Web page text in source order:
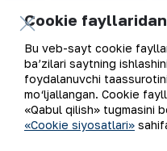
brendiga aylandi.
Kompaniya haqida
Bizning faoliyatimiz
Barqaror rivojlanish
Cookie
Bu veb-sayt cookie
ba’zilari saytning
foydalanuvchi
mo‘ljallangan. Cookie
«Qabul qilish» tugmasini
«Cookie siyosatlari»